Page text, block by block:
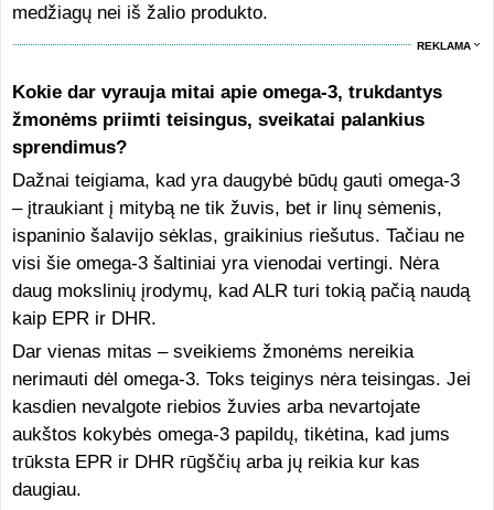
medžiagų nei iš žalio produkto.
REKLAMA
Kokie dar vyrauja mitai apie omega-3, trukdantys
žmonėms priimti teisingus, sveikatai palankius
sprendimus?
Dažnai teigiama, kad yra daugybė būdų gauti omega-3
– įtraukiant į mitybą ne tik žuvis, bet ir linų sėmenis,
ispaninio šalavijo sėklas, graikinius riešutus. Tačiau ne
visi šie omega-3 šaltiniai yra vienodai vertingi. Nėra
daug mokslinių įrodymų, kad ALR turi tokią pačią naudą
kaip EPR ir DHR.
Dar vienas mitas – sveikiems žmonėms nereikia
nerimauti dėl omega-3. Toks teiginys nėra teisingas. Jei
kasdien nevalgote riebios žuvies arba nevartojate
aukštos kokybės omega-3 papildų, tikėtina, kad jums
trūksta EPR ir DHR rūgščių arba jų reikia kur kas
daugiau.